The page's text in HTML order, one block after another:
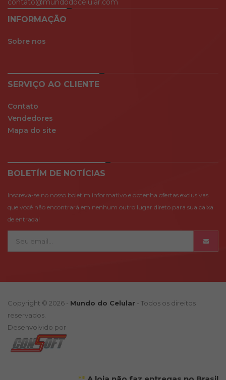
contato@mundodocelular.com
INFORMAÇÃO
Sobre nos
SERVIÇO AO CLIENTE
Contato
Vendedores
Mapa do site
BOLETÍM DE NOTÍCIAS
Inscreva-se no nosso boletim informativo e obtenha ofertas exclusivas
que você não encontrará em nenhum outro lugar direto para sua caixa
de entrada!
Copyright © 2026 - Mundo do Celular - Todos os direitos
reservados.
Desenvolvido por